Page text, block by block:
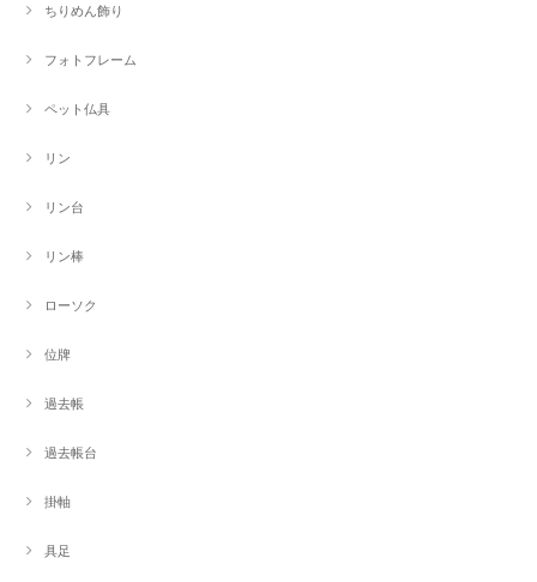
ちりめん飾り
フォトフレーム
ペット仏具
リン
リン台
リン棒
ローソク
位牌
過去帳
過去帳台
掛軸
具足